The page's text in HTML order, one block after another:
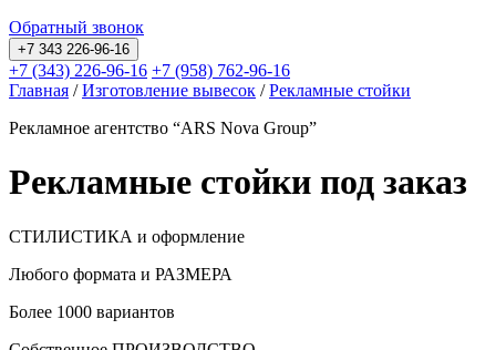
Обратный звонок
+7 343 226-96-16
+7 (343) 226-96-16 +7 (958) 762-96-16
Главная /Изготовление вывесок /Рекламные стойки
Рекламное агентство “ARS Nova Group”
Рекламные стойки под заказ
СТИЛИСТИКА и оформление
Любого формата и РАЗМЕРА
Более 1000 вариантов